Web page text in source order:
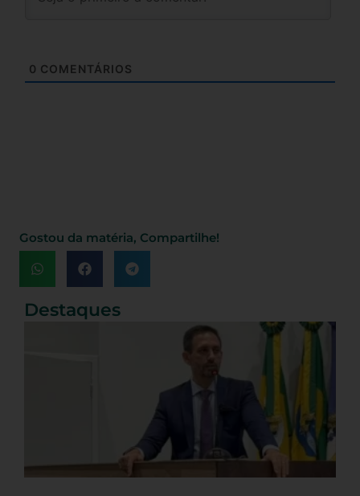
0 COMENTÁRIOS
Gostou da matéria, Compartilhe!
Destaques